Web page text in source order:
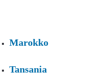
Marokko
Tansania